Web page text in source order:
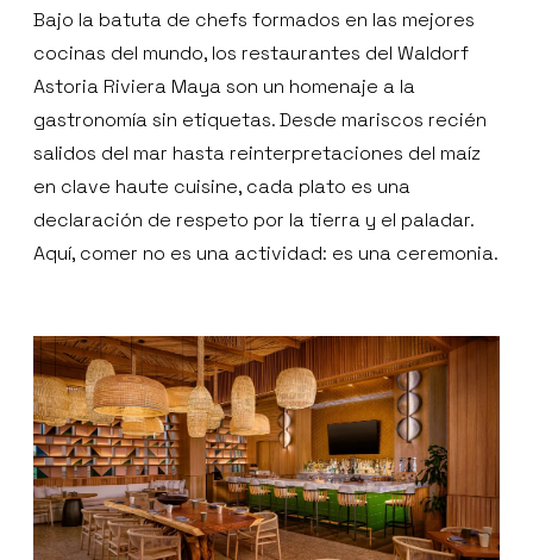
Bajo la batuta de chefs formados en las mejores
cocinas del mundo, los restaurantes del Waldorf
Astoria Riviera Maya son un homenaje a la
gastronomía sin etiquetas. Desde mariscos recién
salidos del mar hasta reinterpretaciones del maíz
en clave haute cuisine, cada plato es una
declaración de respeto por la tierra y el paladar.
Aquí, comer no es una actividad: es una ceremonia.